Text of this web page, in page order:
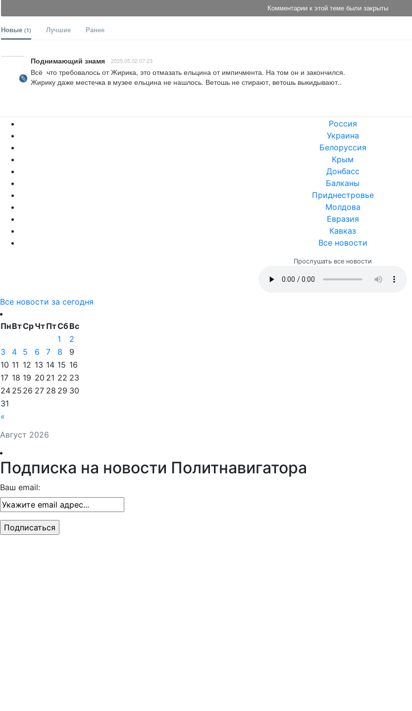
Комментарии к этой теме были закрыты
Новые (1) Лучшие Ранее
Поднимающий знамя 2025.05.02 07:23
Всё  что требовалось от Жирика, это отмазать ельцина от импичмента. На том он и закончился.
Жирику даже местечка в музее ельцина не нашлось. Ветошь не стирают, ветошь выкидывают..
Россия
Украина
Белоруссия
Крым
Донбасс
Балканы
Приднестровье
Молдова
Евразия
Кавказ
Все новости
Прослушать все новости
Все новости за сегодня
Август 2026
ПнВтСрЧтПтСбВс
«
1
2
3
4 5 6 7 8
9
10 11 12 13 14 15 16
17 18 19 20 21 22 23
24 25 26 27 28 29 30
31
Подписка на новости Политнавигатора
Ваш email: